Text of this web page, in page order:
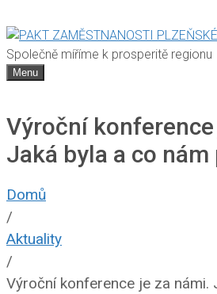
Společně míříme k prosperitě regionu
Menu
Výroční
Jaká byla a co nám
Domů
/
Aktuality
/
Výroční konference je za námi.